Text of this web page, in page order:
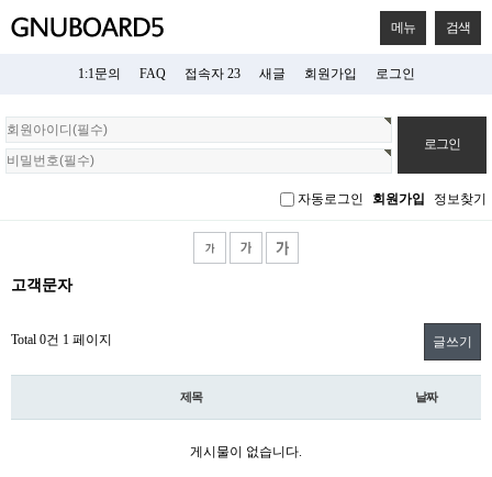
메뉴 검색
1:1문의 FAQ 접속자 23 새글 회원가입 로그인
회
원
로
자동로그인 회원가입 정보찾기
고객문자
Total 0건 1 페이지 글쓰기
제목 날짜
게시물이 없습니다.